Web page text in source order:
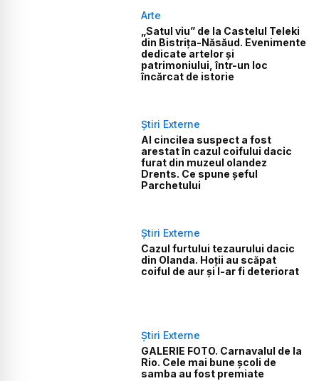
Arte
„Satul viu” de la Castelul Teleki
din Bistrița-Năsăud. Evenimente
dedicate artelor și
patrimoniului, într-un loc
încărcat de istorie
Știri Externe
Al cincilea suspect a fost
arestat în cazul coifului dacic
furat din muzeul olandez
Drents. Ce spune șeful
Parchetului
Știri Externe
Cazul furtului tezaurului dacic
din Olanda. Hoții au scăpat
coiful de aur și l-ar fi deteriorat
Știri Externe
GALERIE FOTO. Carnavalul de la
Rio. Cele mai bune școli de
samba au fost premiate